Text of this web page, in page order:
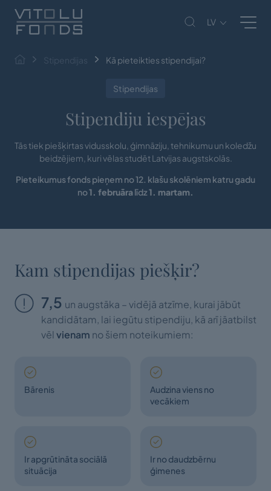
LV
Stipendijas Kā pieteikties stipendijai?
Stipendijas
Stipendiju iespējas
Tās tiek piešķirtas vidusskolu, ģimnāziju, tehnikumu un koledžu
beidzējiem, kuri vēlas studēt Latvijas augstskolās.
Pieteikumus fonds pieņem no 12. klašu skolēniem katru gadu
no1. februāralīdz1. martam.
Kam stipendijas piešķir?
7,5 un augstāka – vidējā atzīme, kurai jābūt
kandidātam, lai iegūtu stipendiju, kā arī jāatbilst
vēlvienam no šiem noteikumiem:
Bārenis
Audzina viens no
vecākiem
Ir apgrūtināta sociālā
situācija
Ir no daudzbērnu
ģimenes